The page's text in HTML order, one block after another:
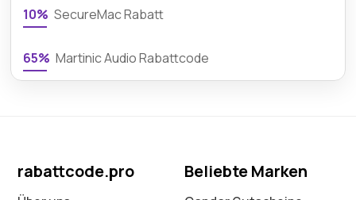
10% SecureMac Rabatt
65% Martinic Audio Rabattcode
rabattcode.pro Beliebte Marken